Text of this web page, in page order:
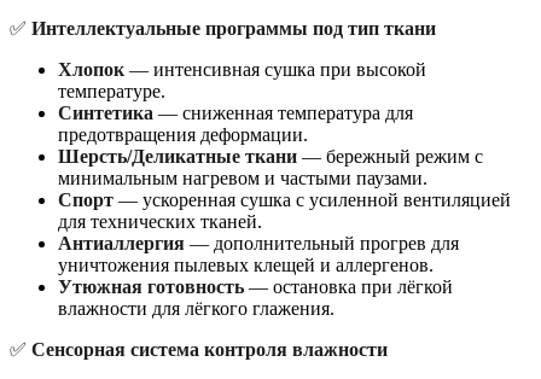
✅ Интеллектуальные программы под тип ткани
Хлопок — интенсивная сушка при высокой
температуре.
Синтетика — сниженная температура для
предотвращения деформации.
Шерсть/Деликатные ткани — бережный режим с
минимальным нагревом и частыми паузами.
Спорт — ускоренная сушка с усиленной вентиляцией
для технических тканей.
Антиаллергия — дополнительный прогрев для
уничтожения пылевых клещей и аллергенов.
Утюжная готовность — остановка при лёгкой
влажности для лёгкого глажения.
✅ Сенсорная система контроля влажности